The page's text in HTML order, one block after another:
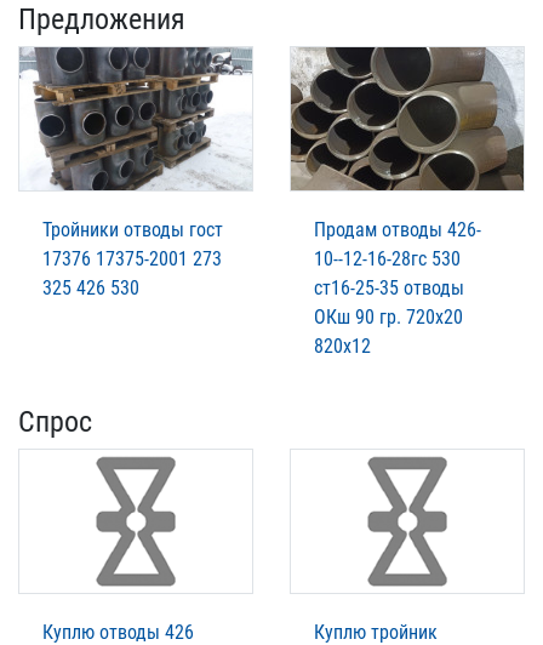
Предложения
Тройники отводы гост
17376 17375-2001 273
325 426 530
Продам отводы 426-
10--12-16-28гс 530
ст16-25-35 отводы
ОКш 90 гр. 720х20
820х12
Спрос
Куплю отводы 426
Куплю тройник